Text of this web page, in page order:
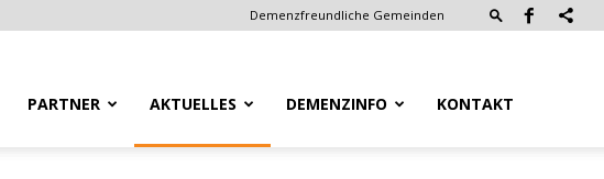
Demenzfreundliche Gemeinden
PARTNER AKTUELLES DEMENZINFO KONTAKT